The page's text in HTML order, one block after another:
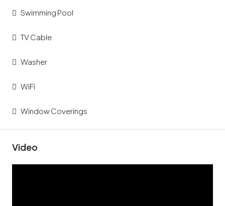
Swimming Pool
TV Cable
Washer
WiFi
Window Coverings
Video